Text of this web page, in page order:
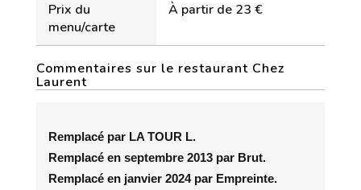
Prix du
menu/carte
À partir de 23 €
Commentaires sur le restaurant Chez
Laurent
Remplacé par LA TOUR L.
Remplacé en septembre 2013 par Brut.
Remplacé en janvier 2024 par Empreinte.